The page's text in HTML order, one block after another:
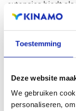
Toestemming
Deze website
We gebruiken
personaliseren,
extensies biedt
zichtbaarheid in
zoekresultaten in
Registreer uw